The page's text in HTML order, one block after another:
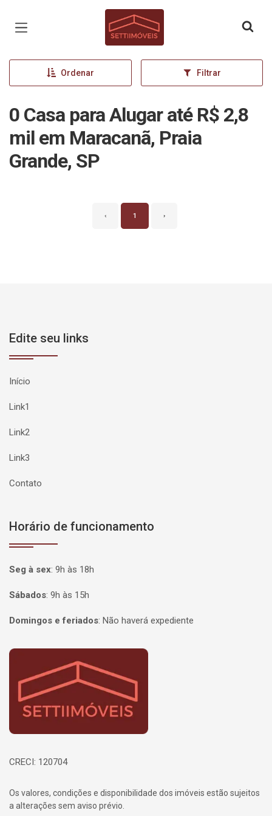
Página inicial
Ordenar Filtrar
0 Casa para Alugar até R$ 2,8
mil em Maracanã, Praia
Grande, SP
‹ 1 ›
Edite seu links
Início
Link1
Link2
Link3
Contato
Horário de funcionamento
Seg à sex: 9h às 18h
Sábados: 9h às 15h
Domingos e feriados: Não haverá expediente
Página inicial
CRECI: 120704
Os valores, condições e disponibilidade dos imóveis estão sujeitos
a alterações sem aviso prévio.